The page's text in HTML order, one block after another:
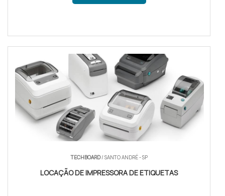
TECHBOARD/ SANTO ANDRÉ - SP
LOCAÇÃO DE IMPRESSORA DE ETIQUETAS